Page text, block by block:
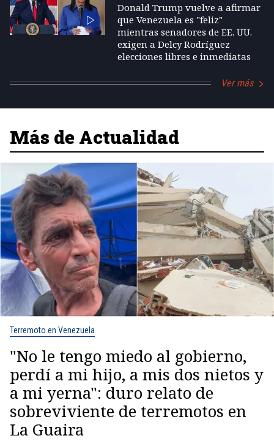
Donald Trump vuelve a afirmar
que Venezuela es "feliz"
mientras senadores de EE. UU.
exigen a Delcy Rodríguez
elecciones libres e inmediatas
Ver más
Más de Actualidad
Terremoto en Venezuela
"No le tengo miedo al gobierno,
perdí a mi hijo, a mis dos nietos y
a mi yerna": duro relato de
sobreviviente de terremotos en
La Guaira